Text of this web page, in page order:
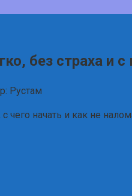
без страха и
Рустам
чего начать и как не